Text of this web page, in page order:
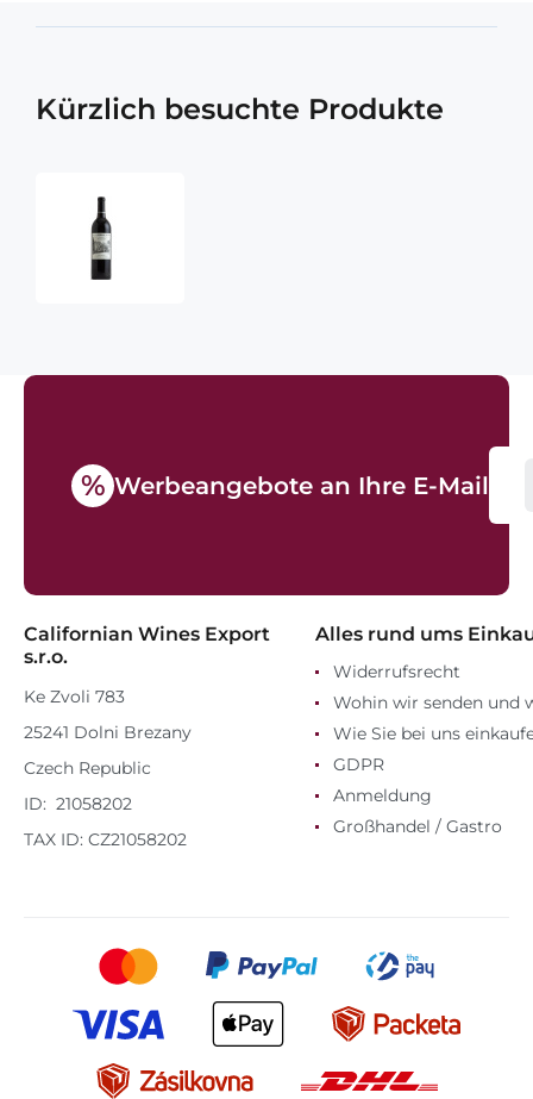
Kürzlich besuchte Produkte
% Werbeangebote an Ihre E-Mail
Californian Wines Export
s.r.o.
Ke Zvoli 783
25241 Dolni Brezany
Czech Republic
ID: 21058202
TAX ID: CZ21058202
Alles rund ums
Widerrufsrecht
Wohin wir senden und
Wie Sie bei uns
GDPR
Anmeldung
Großhandel / Gastro